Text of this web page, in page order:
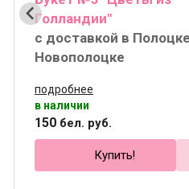
Голландии"
с доставкой в
Новополоцке
подробнее
в наличии
150 бел. руб.
Купить!